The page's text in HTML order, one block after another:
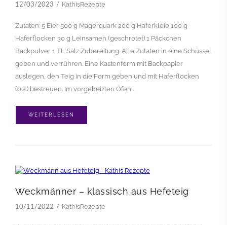
12/03/2023 KathisRezepte
Zutaten: 5 Eier 500 g Magerquark 200 g Haferkleie 100 g
Haferflocken 30 g Leinsamen (geschrotet) 1 Päckchen
Backpulver 1 TL Salz Zubereitung: Alle Zutaten in eine Schüssel
geben und verrühren. Eine Kastenform mit Backpapier
auslegen, den Teig in die Form geben und mit Haferflocken
(o.ä.) bestreuen. Im vorgeheizten Öfen…
WEITERLESEN
Weckmänner – klassisch aus Hefeteig
10/11/2022 KathisRezepte